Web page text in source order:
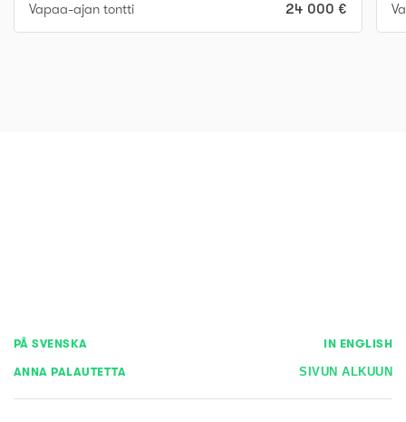
Vapaa-ajan tontti 24 000 €
PÅ SVENSKA IN ENGLISH
ANNA PALAUTETTA SIVUN ALKUUN